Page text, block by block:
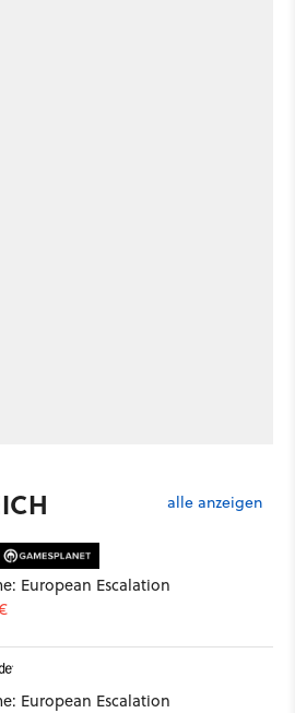
alle anzeigen
European Escalation
European Escalation